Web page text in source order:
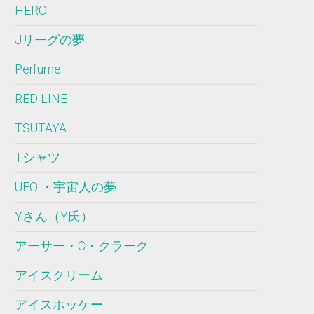
HERO
Jリーグの夢
Perfume
RED LINE
TSUTAYA
Tシャツ
UFO ・宇宙人の夢
Yさん（Y氏）
アーサー・C・クラーク
アイスクリーム
アイスホッケー